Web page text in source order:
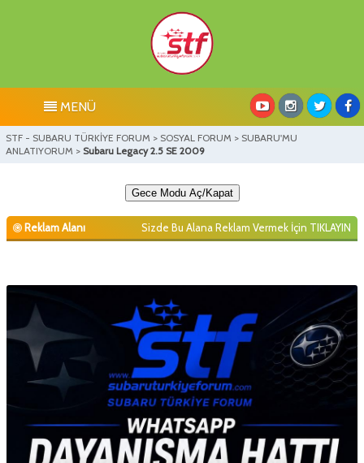
MENÜ
STF - SUBARU TÜRKİYE FORUM > SOSYAL FORUM > SUBARU'MU
ANLATIYORUM > Subaru Legacy 2.5 SE 2009
Gece Modu Aç/Kapat
Reklam Alanı Sizde Bu Alana Reklam Vermek İçin TIKLAYIN